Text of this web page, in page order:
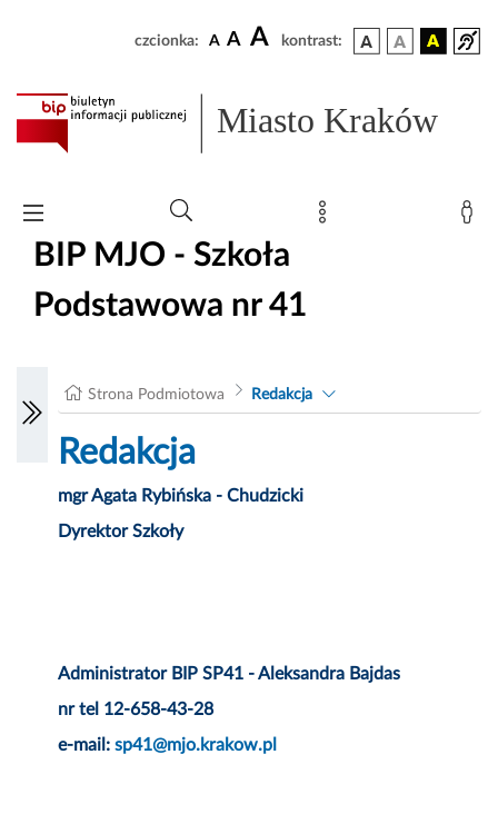
czcionka: A A A kontrast:
Miasto Kraków
BIP MJO - Szkoła
Podstawowa nr 41
Strona Podmiotowa Redakcja
Redakcja
mgr Agata Rybińska - Chudzicki
Dyrektor Szkoły
Administrator BIP SP41 - Aleksandra Bajdas
nr tel 12-658-43-28
e-mail:sp41@mjo.krakow.pl